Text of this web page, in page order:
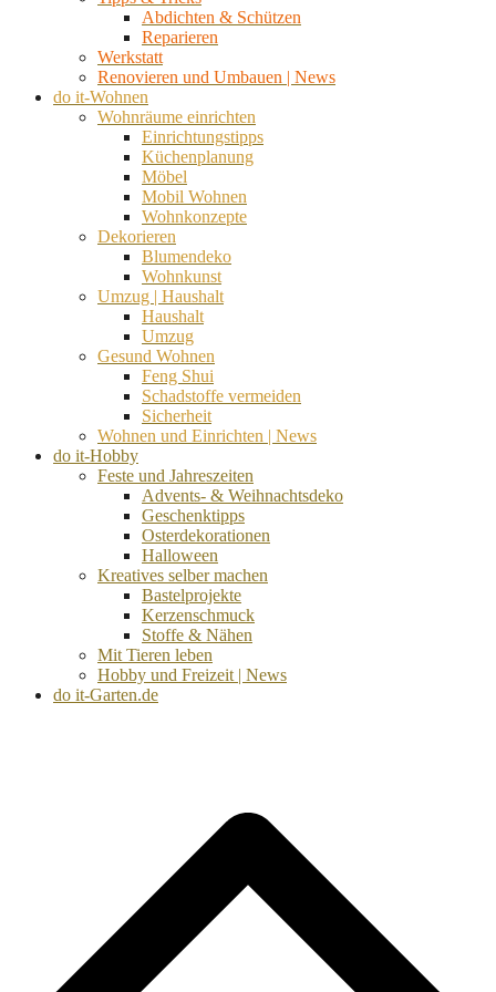
Abdichten & Schützen
Reparieren
Werkstatt
Renovieren und Umbauen | News
do it-Wohnen
Wohnräume einrichten
Einrichtungstipps
Küchenplanung
Möbel
Mobil Wohnen
Wohnkonzepte
Dekorieren
Blumendeko
Wohnkunst
Umzug | Haushalt
Haushalt
Umzug
Gesund Wohnen
Feng Shui
Schadstoffe vermeiden
Sicherheit
Wohnen und Einrichten | News
do it-Hobby
Feste und Jahreszeiten
Advents- & Weihnachtsdeko
Geschenktipps
Osterdekorationen
Halloween
Kreatives selber machen
Bastelprojekte
Kerzenschmuck
Stoffe & Nähen
Mit Tieren leben
Hobby und Freizeit | News
do it-Garten.de